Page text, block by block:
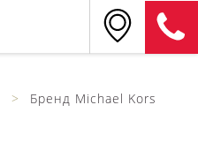
Бренд Michael Kors